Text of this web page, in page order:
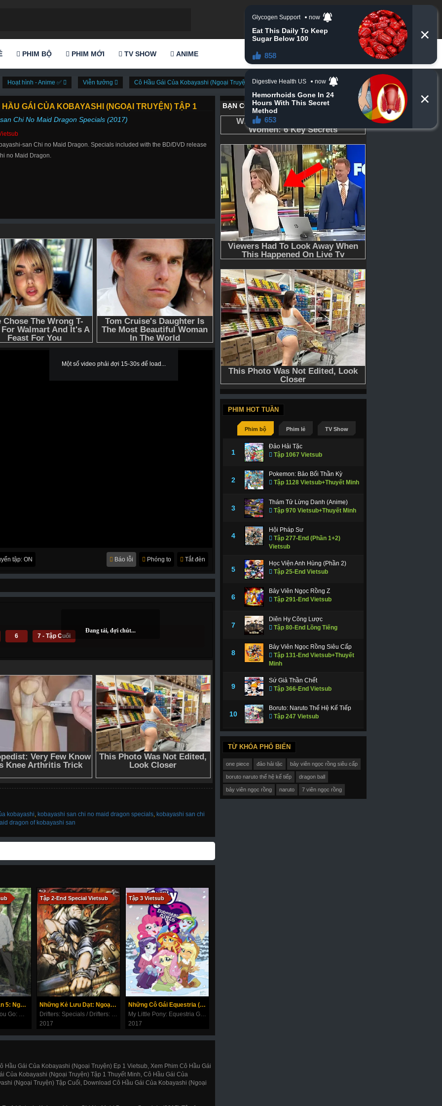
PHIM BỘ PHIM MỚI TV SHOW ANIME
Hoạt hình - Anime ✅ Viễn tưởng Cô Hầu Gái Của Kobayashi (Ngoại Truyện)
HẦU GÁI CỦA KOBAYASHI (NGOẠI TRUYỆN) TẬP 1
Chi No Maid Dragon Specials (2017)
san Chi no Maid Dragon. Specials included with the BD/DVD release
no Maid Dragon.
Một số video phải đợi 15-30s để load...
tập: ON Tắt đèn
Phóng to
Báo lỗi
6 7 - Tập Cuối
kobayashi, kobayashi san chi no maid dragon specials, kobayashi san chi
dragon of kobayashi san
Hữu Nhân Sổ Phần 5: Ngoại Truyện
Natsume Yuujinchou Go: Hitoyo Sakazuki / Natsume Yuujinchou Go Specials
Tập 2-End Special Vietsub
Những Kẻ Lưu Dạt: Ngoại Truyện
Drifters: Specials / Drifters: Battle In A Brand-new World War
2017
Tập 3 Vietsub
Những Cô Gái Equestria (Ngoại Truyện)
My Little Pony: Equestria Girls Specials
2017
Hầu Gái Của Kobayashi (Ngoại Truyện) Ep 1 Vietsub, Xem Phim Cô Hầu Gái
Của Kobayashi (Ngoại Truyện) Tập 1 Thuyết Minh, Cô Hầu Gái Của
(Ngoại Truyện) Tập Cuối, Download Cô Hầu Gái Của Kobayashi (Ngoại
PHIM HOT TUẦN
Phim bộ Phim lẻ TV Show
1
Đảo Hải Tặc
Tập 1067 Vietsub
2
Pokemon: Bảo Bối Thần Kỳ
Tập 1128 Vietsub+Thuyết Minh
3
Thám Tử Lừng Danh (Anime)
Tập 970 Vietsub+Thuyết Minh
4
Hội Pháp Sư
Tập 277-End (Phần 1+2)
Vietsub
5
Học Viện Anh Hùng (Phần 2)
Tập 25-End Vietsub
6
Bảy Viên Ngọc Rồng Z
Tập 291-End Vietsub
7
Diên Hy Công Lược
Tập 80-End Lồng Tiếng
8
Bảy Viên Ngọc Rồng Siêu Cấp
Tập 131-End Vietsub+Thuyết
Minh
9
Sứ Giả Thần Chết
Tập 366-End Vietsub
10
Boruto: Naruto Thế Hệ Kế Tiếp
Tập 247 Vietsub
TỪ KHÓA PHỔ BIẾN
one piece đảo hải tặc bảy viên ngọc rồng siêu cấp
boruto naruto thế hệ kế tiếp dragon ball
bảy viên ngọc rồng naruto 7 viên ngọc rồng